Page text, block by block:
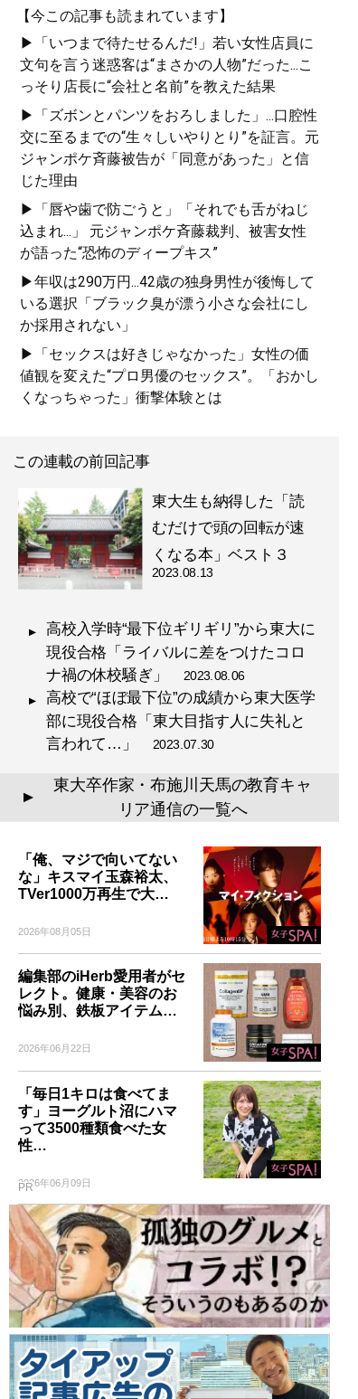
【今この記事も読まれています】
▶「いつまで待たせるんだ!」若い女性店員に
文句を言う迷惑客は“まさかの人物”だった...こ
っそり店長に“会社と名前”を教えた結果
▶「ズボンとパンツをおろしました」...口腔性
交に至るまでの“生々しいやりとり”を証言。元
ジャンポケ斉藤被告が「同意があった」と信
じた理由
▶「唇や歯で防ごうと」「それでも舌がねじ
込まれ...」 元ジャンポケ斉藤裁判、被害女性
が語った“恐怖のディープキス”
▶年収は290万円...42歳の独身男性が後悔して
いる選択「ブラック臭が漂う小さな会社にし
か採用されない」
▶「セックスは好きじゃなかった」女性の価
値観を変えた“プロ男優のセックス”。「おかし
くなっちゃった」衝撃体験とは
この連載の前回記事
東大生も納得した「読
むだけで頭の回転が速
くなる本」ベスト３
2023.08.13
高校入学時“最下位ギリギリ”から東大に
現役合格「ライバルに差をつけたコロ
ナ禍の休校騒ぎ」 2023.08.06
高校で“ほぼ最下位”の成績から東大医学
部に現役合格「東大目指す人に失礼と
言われて…」 2023.07.30
▲
東大卒作家・布施川天馬の教育キャ
リア通信の一覧へ
「俺、マジで向いてない
な」キスマイ玉森裕太、
TVer1000万再生で大…
2026年08月05日
編集部のiHerb愛用者がセ
レクト。健康・美容のお
悩み別、鉄板アイテム…
2026年06月22日
「毎日1キロは食べてま
す」ヨーグルト沼にハマ
って3500種類食べた女
性…
2026年06月09日
PR